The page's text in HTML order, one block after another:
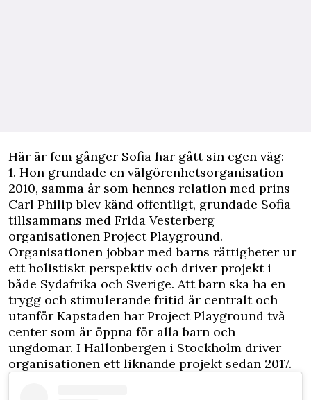
Här är fem gånger Sofia har gått sin egen väg:
1. Hon grundade en välgörenhetsorganisation
2010, samma år som hennes relation med prins
Carl Philip blev känd offentligt, grundade Sofia
tillsammans med Frida Vesterberg
organisationen Project Playground.
Organisationen jobbar med barns rättigheter ur
ett holistiskt perspektiv och driver projekt i
både Sydafrika och Sverige. Att barn ska ha en
trygg och stimulerande fritid är centralt och
utanför Kapstaden har Project Playground två
center som är öppna för alla barn och
ungdomar. I Hallonbergen i Stockholm driver
organisationen ett liknande projekt sedan 2017.